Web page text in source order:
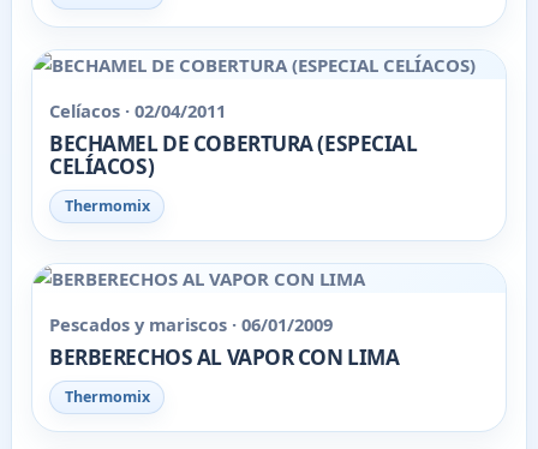
Celíacos · 02/04/2011
BECHAMEL DE COBERTURA (ESPECIAL
CELÍACOS)
Thermomix
Pescados y mariscos · 06/01/2009
BERBERECHOS AL VAPOR CON LIMA
Thermomix